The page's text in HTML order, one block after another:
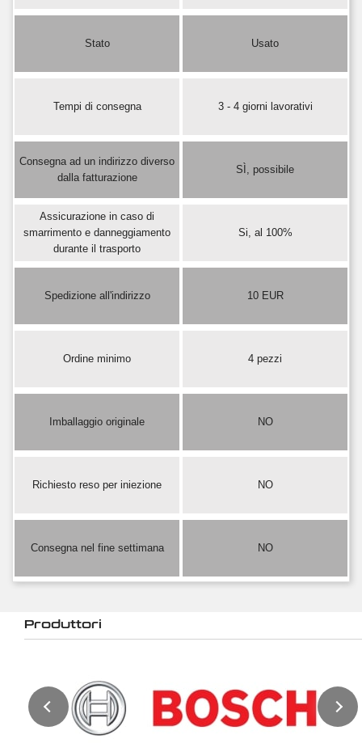
Stato Usato
Tempi di consegna 3 - 4 giorni lavorativi
Consegna ad un indirizzo diverso
dalla fatturazione
SÌ, possibile
Assicurazione in caso di
smarrimento e danneggiamento
durante il trasporto
Si, al 100%
Spedizione all'indirizzo 10 EUR
Ordine minimo 4 pezzi
Imballaggio originale NO
Richiesto reso per iniezione NO
Consegna nel fine settimana NO
Produttori